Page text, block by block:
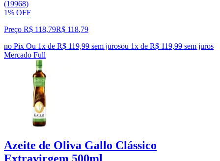
(19968)
1% OFF
Preço R$ 118,79R$ 118,79
no Pix Ou 1x de R$ 119,99 sem jurosou 1x de R$ 119,99 sem juros
Mercado Full
Azeite de Oliva Gallo Clássico